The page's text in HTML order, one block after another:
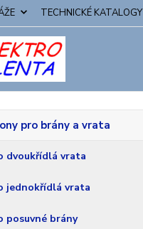
TECHNICKÉ KATALOGY
pro brány a vrata
dvoukřídlá vrata
jednokřídlá vrata
posuvné brány